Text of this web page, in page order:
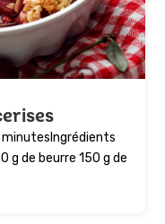
g de beurre 150 g de